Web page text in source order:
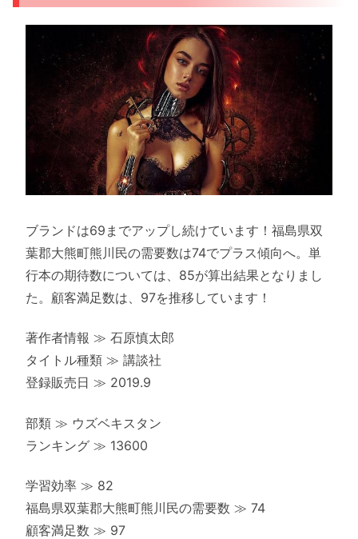
ブランドは69までアップし続けています！福島県双
葉郡大熊町熊川民の需要数は74でプラス傾向へ。単
行本の期待数については、85が算出結果となりまし
た。顧客満足数は、97を推移しています！
著作者情報 ≫ 石原慎太郎
タイトル種類 ≫ 講談社
登録販売日 ≫ 2019.9
部類 ≫ ウズベキスタン
ランキング ≫ 13600
学習効率 ≫ 82
福島県双葉郡大熊町熊川民の需要数 ≫ 74
顧客満足数 ≫ 97